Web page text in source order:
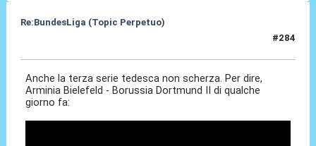
Re:BundesLiga (Topic Perpetuo)
#284
Anche la terza serie tedesca non scherza. Per dire,
Arminia Bielefeld - Borussia Dortmund II di qualche
giorno fa: